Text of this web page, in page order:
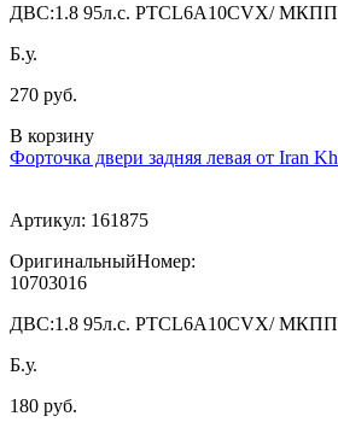
ДВС:1.8 95л.с. PTCL6A10CVX/ МКПП
Б.у.
270 руб.
В корзину
Форточка двери задняя левая от Iran
Артикул: 161875
ОригинальныйНомер:
10703016
ДВС:1.8 95л.с. PTCL6A10CVX/ МКПП
Б.у.
180 руб.